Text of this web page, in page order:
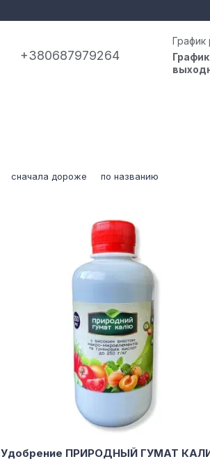
+380687979264
График
сначала дороже по названию
Удобрение ПРИРОДНЫЙ ГУМАТ